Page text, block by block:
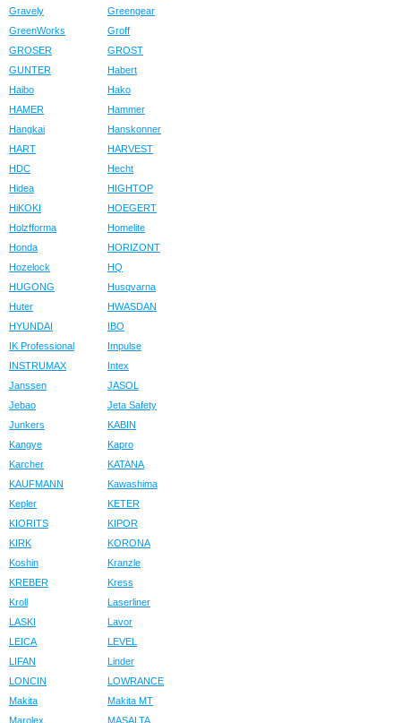
Gravely
Greengear
GreenWorks
Groff
GROSER
GROST
GUNTER
Habert
Haibo
Hako
HAMER
Hammer
Hangkai
Hanskonner
HART
HARVEST
HDC
Hecht
Hidea
HIGHTOP
HiKOKI
HOEGERT
Holzfforma
Homelite
Honda
HORIZONT
Hozelock
HQ
HUGONG
Husqvarna
Huter
HWASDAN
HYUNDAI
IBO
IK Professional
Impulse
INSTRUMAX
Intex
Janssen
JASOL
Jebao
Jeta Safety
Junkers
KABIN
Kangye
Kapro
Karcher
KATANA
KAUFMANN
Kawashima
Kepler
KETER
KIORITS
KIPOR
KIRK
KORONA
Koshin
Kranzle
KREBER
Kress
Kroll
Laserliner
LASKI
Lavor
LEICA
LEVEL
LIFAN
Linder
LONCIN
LOWRANCE
Makita
Makita MT
Marolex
MASALTA